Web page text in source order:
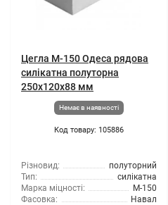
Цегла М-150 Одеса рядова
силікатна полуторна
250x120x88 мм
Немає в наявності
Код товару: 105886
Різновид:
полуторний
Тип:
силікатна
Марка міцності:
М-150
Фасовка:
Навал